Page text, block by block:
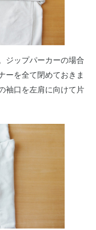
ジップパーカーの場合
ーを全て閉めておきま
袖口を左肩に向けて片